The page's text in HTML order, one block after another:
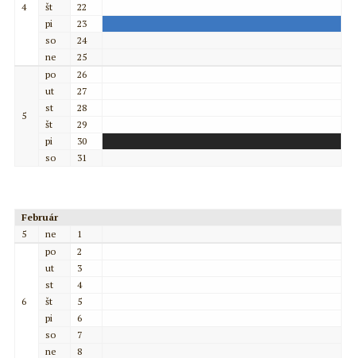
4
št
22
pi
23
so
24
ne
25
5
po
26
ut
27
st
28
št
29
pi
30
so
31
Február
5
ne 1
6
po
2
ut
3
st
4
št
5
pi
6
so
7
ne
8